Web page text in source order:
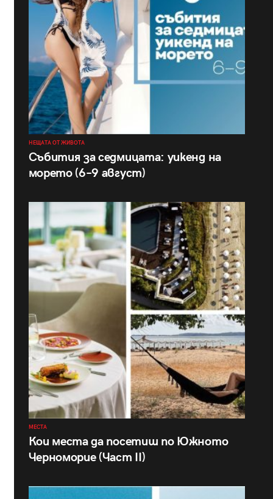
НЕЩАТА ОТ ЖИВОТА
Събития за седмицата: уикенд на
морето (6–9 август)
МЕСТА
Кои места да посетиш по Южното
Черноморие (Част II)